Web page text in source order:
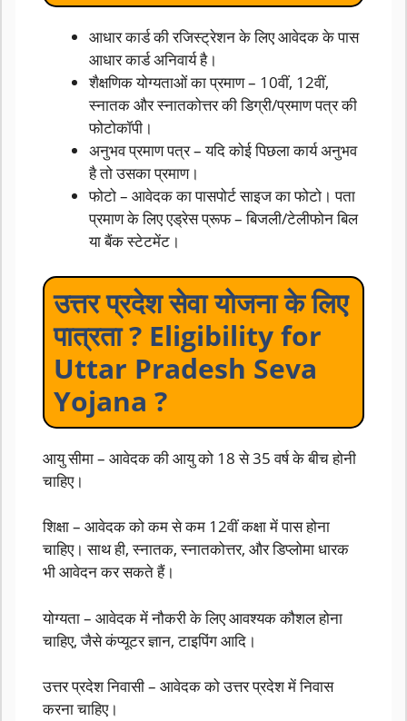
आधार कार्ड की रजिस्ट्रेशन के लिए आवेदक के पास
आधार कार्ड अनिवार्य है।
शैक्षणिक योग्यताओं का प्रमाण – 10वीं, 12वीं,
स्नातक और स्नातकोत्तर की डिग्री/प्रमाण पत्र की
फोटोकॉपी।
अनुभव प्रमाण पत्र – यदि कोई पिछला कार्य अनुभव
है तो उसका प्रमाण।
फोटो – आवेदक का पासपोर्ट साइज का फोटो। पता
प्रमाण के लिए एड्रेस प्रूफ – बिजली/टेलीफोन बिल
या बैंक स्टेटमेंट।
उत्तर प्रदेश सेवा योजना के लिए
पात्रता ? Eligibility for
Uttar Pradesh Seva
Yojana ?
आयु सीमा – आवेदक की आयु को 18 से 35 वर्ष के बीच होनी
चाहिए।
शिक्षा – आवेदक को कम से कम 12वीं कक्षा में पास होना
चाहिए। साथ ही, स्नातक, स्नातकोत्तर, और डिप्लोमा धारक
भी आवेदन कर सकते हैं।
योग्यता – आवेदक में नौकरी के लिए आवश्यक कौशल होना
चाहिए, जैसे कंप्यूटर ज्ञान, टाइपिंग आदि।
उत्तर प्रदेश निवासी – आवेदक को उत्तर प्रदेश में निवास
करना चाहिए।